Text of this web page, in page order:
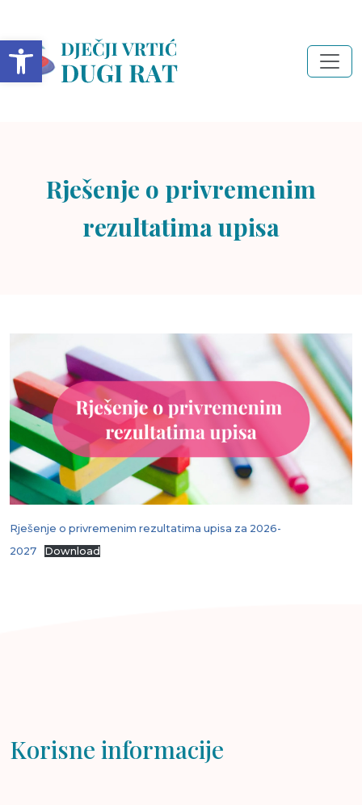
Open toolbar
Rješenje o privremenim
rezultatima upisa
Rješenje o privremenim rezultatima upisa za 2026-
2027
Download
Korisne informacije